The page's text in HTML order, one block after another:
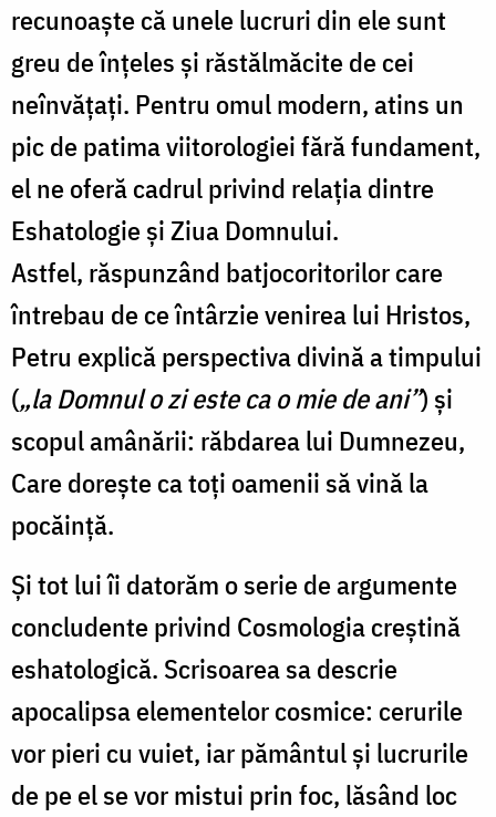
recunoaște că unele lucruri din ele sunt
greu de înțeles și răstălmăcite de cei
neînvățați. Pentru omul modern, atins un
pic de patima viitorologiei fără fundament,
el ne oferă cadrul privind relația dintre
Eshatologie și Ziua Domnului.
Astfel, răspunzând batjocoritorilor care
întrebau de ce întârzie venirea lui Hristos,
Petru explică perspectiva divină a timpului
(„la Domnul o zi este ca o mie de ani”) și
scopul amânării: răbdarea lui Dumnezeu,
Care dorește ca toți oamenii să vină la
pocăință.
Și tot lui îi datorăm o serie de argumente
concludente privind Cosmologia creștină
eshatologică. Scrisoarea sa descrie
apocalipsa elementelor cosmice: cerurile
vor pieri cu vuiet, iar pământul și lucrurile
de pe el se vor mistui prin foc, lăsând loc